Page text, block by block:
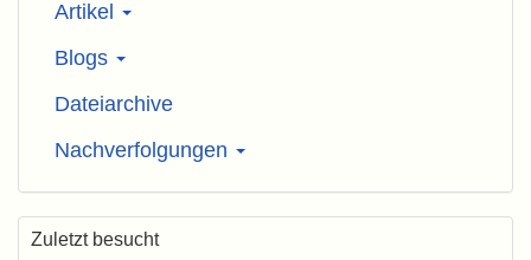
Artikel
Blogs
Dateiarchive
Nachverfolgungen
Zuletzt besucht